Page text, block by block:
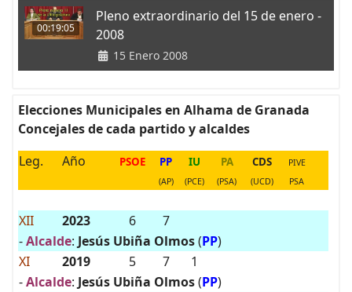
00:19:05
Pleno extraordinario del 15 de enero -
2008
15 Enero 2008
Elecciones Municipales en Alhama de Granada
Concejales de cada partido y alcaldes
Leg.
Año PSOE PP
(AP)
IU
(PCE)
PA
(PSA)
CDS
(UCD)
PIVE
PSA
XII 2023 6
7
-Alcalde: Jesús Ubiña Olmos(PP)
XI
2019 5 7
1
-Alcalde: Jesús Ubiña Olmos(PP)